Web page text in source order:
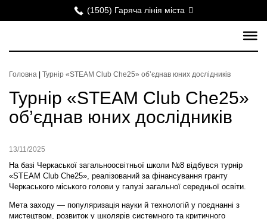
(1505) Гаряча лінія міста
Головна Турнір «STEAM Club Che25» об’єднав юних дослідників
Турнір «STEAM Club Che25»
об’єднав юних дослідників
13/11/2025
На базі Черкаської загальноосвітньої школи №8 відбувся турнір
«STEAM Club Che25», реалізований за фінансування гранту
Черкаського міського голови у галузі загальної середньої освіти.
Мета заходу — популяризація науки й технологій у поєднанні з
мистецтвом, розвиток у школярів системного та критичного